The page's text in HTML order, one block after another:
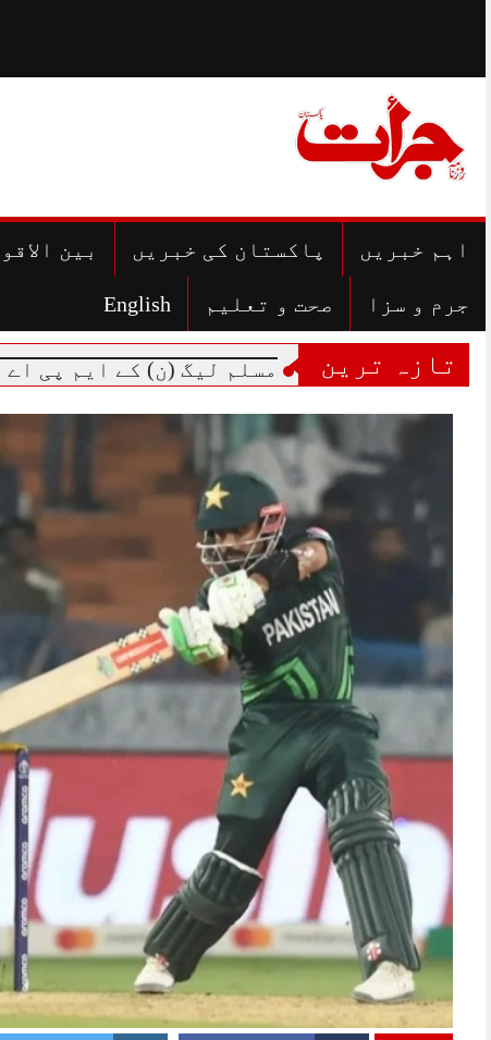
اہم خبریں پاکستان کی خبریں بین
جرم و سزا صحت و تعلیم English
تازہ ترینمسلم لیگ (ن) کے ایم پی اے